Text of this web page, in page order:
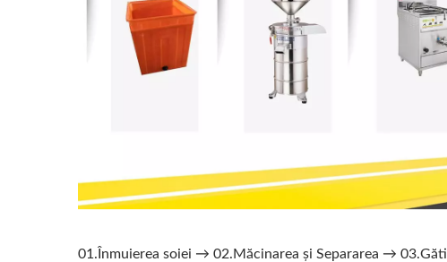
01.Înmuierea soiei → 02.Măcinarea și Separarea →